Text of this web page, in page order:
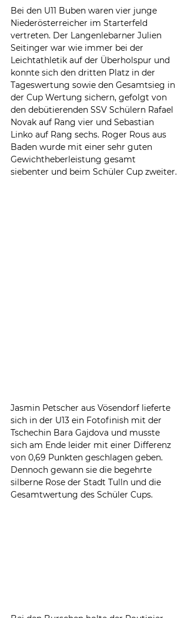
Bei den U11 Buben waren vier junge
Niederösterreicher im Starterfeld
vertreten. Der Langenlebarner Julien
Seitinger war wie immer bei der
Leichtathletik auf der Überholspur und
konnte sich den dritten Platz in der
Tageswertung sowie den Gesamtsieg in
der Cup Wertung sichern, gefolgt von
den debütierenden SSV Schülern Rafael
Novak auf Rang vier und Sebastian
Linko auf Rang sechs. Roger Rous aus
Baden wurde mit einer sehr guten
Gewichtheberleistung gesamt
siebenter und beim Schüler Cup zweiter.
Jasmin Petscher aus Vösendorf lieferte
sich in der U13 ein Fotofinish mit der
Tschechin Bara Gajdova und musste
sich am Ende leider mit einer Differenz
von 0,69 Punkten geschlagen geben.
Dennoch gewann sie die begehrte
silberne Rose der Stadt Tulln und die
Gesamtwertung des Schüler Cups.